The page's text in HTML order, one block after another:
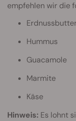
empfehlen wir die
Hummus
Guacamole
Marmite
Käse
Hinweis: Es lohnt